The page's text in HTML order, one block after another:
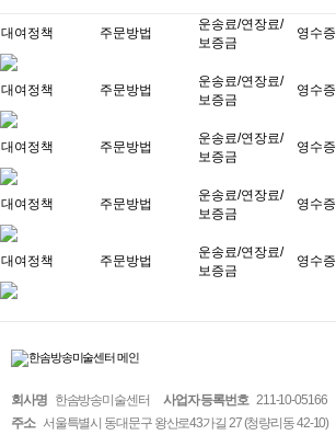
대여정책 주문방법
운송료/연장료/
보증금
영수증
대여정책 주문방법
운송료/연장료/
보증금
영수증
대여정책 주문방법
운송료/연장료/
보증금
영수증
대여정책 주문방법
운송료/연장료/
보증금
영수증
대여정책 주문방법
운송료/연장료/
보증금
영수증
회사명 한솜방송미술센터 사업자 등록번호 211-10-05166
주소 서울특별시 동대문구 왕산로43가길 27 (청량리동 42-10)